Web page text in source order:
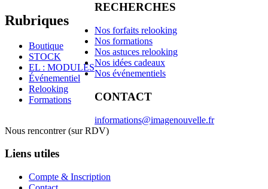
Rubriques
Boutique
STOCK
EL : MODULES
Événementiel
Relooking
Formations
RECHERCHES
Nos forfaits relooking
Nos formations
Nos astuces relooking
Nos idées cadeaux
Nos événementiels
CONTACT
informations@imagenouvelle.fr
Nous rencontrer (sur RDV)
Liens utiles
Compte & Inscription